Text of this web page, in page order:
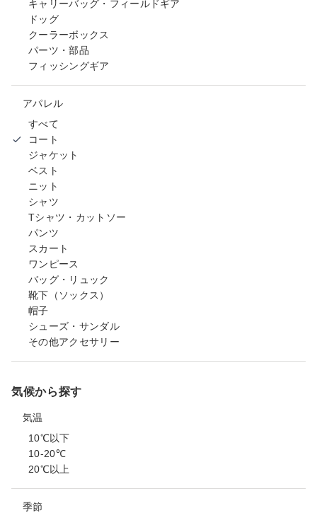
キャリーバッグ・フィールドギア
ドッグ
クーラーボックス
パーツ・部品
フィッシングギア
アパレル
すべて
コート
ジャケット
ベスト
ニット
シャツ
Tシャツ・カットソー
パンツ
スカート
ワンピース
バッグ・リュック
靴下（ソックス）
帽子
シューズ・サンダル
その他アクセサリー
気候から探す
気温
10℃以下
10-20℃
20℃以上
季節